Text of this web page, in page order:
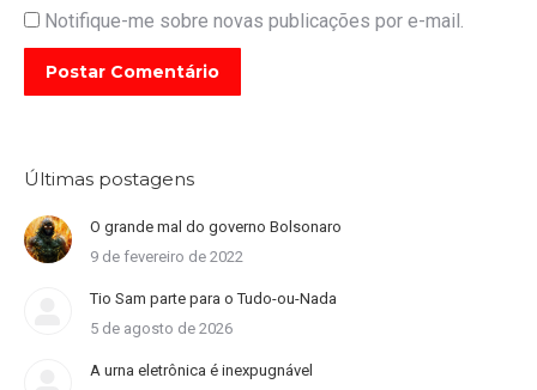
Notifique-me sobre novas publicações por e-mail.
Postar Comentário
Últimas postagens
O grande mal do governo Bolsonaro
9 de fevereiro de 2022
Tio Sam parte para o Tudo-ou-Nada
5 de agosto de 2026
A urna eletrônica é inexpugnável